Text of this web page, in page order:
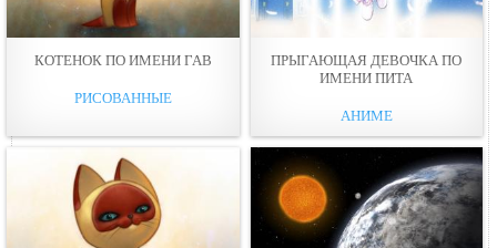
КОТЕНОК ПО ИМЕНИ ГАВ
РИСОВАННЫЕ
ПРЫГАЮЩАЯ ДЕВОЧКА ПО
ИМЕНИ ПИТА
АНИМЕ